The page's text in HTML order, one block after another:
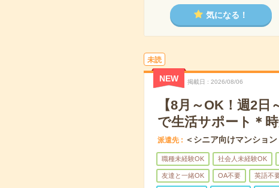
気になる！
未読
NEW 掲載日 2026/08/06
【8月～OK！週2
で生活サポート＊
派遣先 ＜シニア向けマンション
職種未経験OK 社会人未経験OK
友達と一緒OK OA不要 英語不